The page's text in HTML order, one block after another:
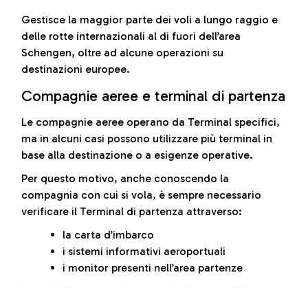
Gestisce la maggior parte dei voli a lungo raggio e
delle rotte internazionali al di fuori dell’area
Schengen, oltre ad alcune operazioni su
destinazioni europee.
Compagnie aeree e terminal di partenza
Le compagnie aeree operano da Terminal specifici,
ma in alcuni casi possono utilizzare più terminal in
base alla destinazione o a esigenze operative.
Per questo motivo, anche conoscendo la
compagnia con cui si vola, è sempre necessario
verificare il Terminal di partenza attraverso:
la carta d’imbarco
i sistemi informativi aeroportuali
i monitor presenti nell’area partenze